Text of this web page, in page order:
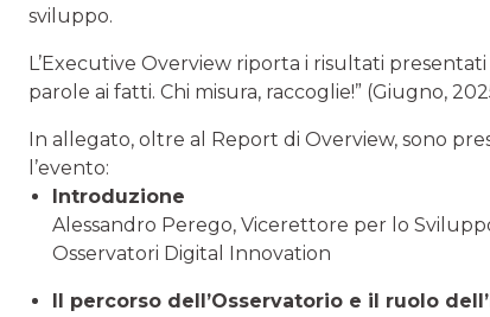
sviluppo.
L’Executive Overview riporta i risultati
parole ai fatti. Chi misura, raccoglie!” (Giugno,
In allegato, oltre al Report di Overview, sono
l’evento:
Introduzione
Alessandro Perego, Vicerettore per lo
Osservatori Digital Innovation
Il percorso dell’Osservatorio e il ruolo